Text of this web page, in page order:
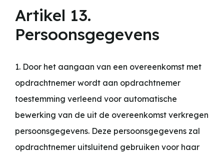
Artikel 13.
Persoonsgegevens
1. Door het aangaan van een overeenkomst met
opdrachtnemer wordt aan opdrachtnemer
toestemming verleend voor automatische
bewerking van de uit de overeenkomst verkregen
persoonsgegevens. Deze persoonsgegevens zal
opdrachtnemer uitsluitend gebruiken voor haar